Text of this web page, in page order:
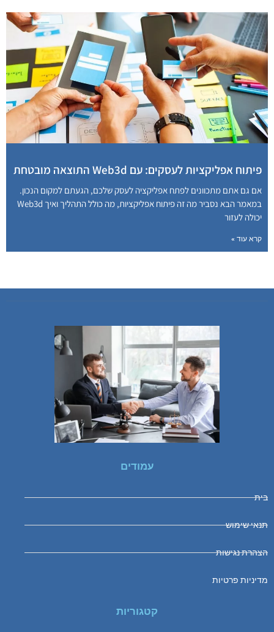
פיתוח אפליקציות לעסקים: עם Web3d התוצאה מובטחת
אם גם אתם מתכוונים לפתח אפליקציה לעסק שלכם, הגעתם למקום הנכון.
במאמר הבא נסביר מה זה פיתוח אפליקציות, מה כולל התהליך ואיך Web3d
יכולה לעזור
קרא עוד »
עמודים
בית
תנאי שימוש
הצהרת נגישות
מדיניות פרטיות
קטגוריות